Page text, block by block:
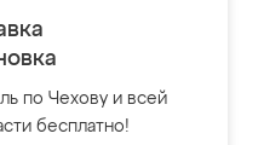
по Чехову и всей
бесплатно!